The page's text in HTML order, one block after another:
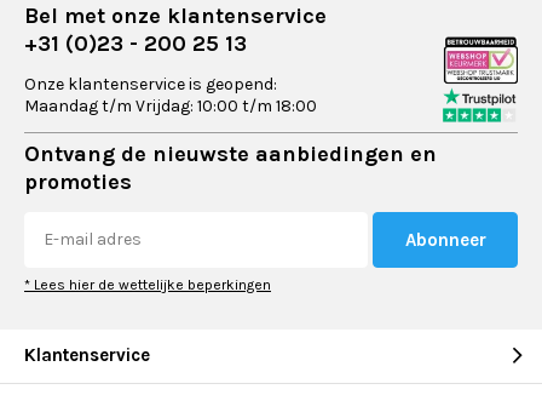
Bel met onze klantenservice
+31 (0)23 - 200 25 13
Onze klantenservice is geopend:
Maandag t/m Vrijdag: 10:00 t/m 18:00
Ontvang de nieuwste aanbiedingen en
promoties
Abonneer
* Lees hier de wettelijke beperkingen
Klantenservice